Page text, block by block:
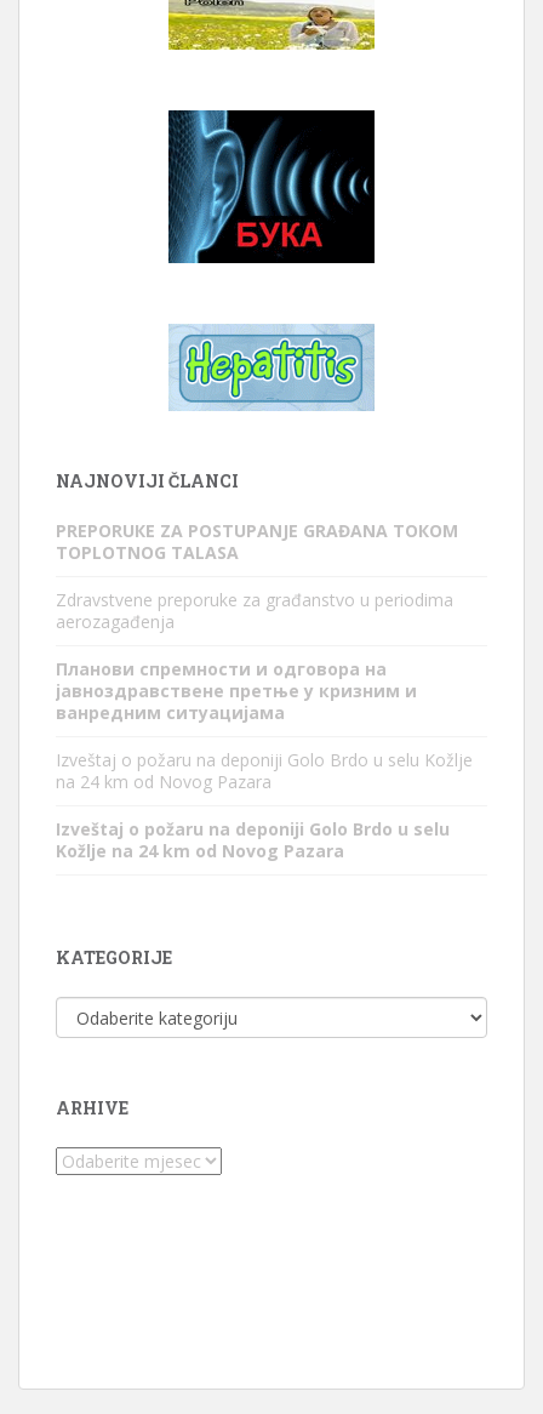
NAJNOVIJI ČLANCI
PREPORUКE ZA POSTUPANJE GRAĐANA TOКOM
TOPLOTNOG TALASA
Zdravstvene preporuke za građanstvo u periodima
aerozagađenja
Планови спремности и одговора на
јавноздравствене претње у кризним и
ванредним ситуацијама
Izveštaj o požaru na deponiji Golo Brdo u selu Kožlje
na 24 km od Novog Pazara
Izveštaj o požaru na deponiji Golo Brdo u selu
Kožlje na 24 km od Novog Pazara
KATEGORIJE
Kategorije
ARHIVE
Arhive